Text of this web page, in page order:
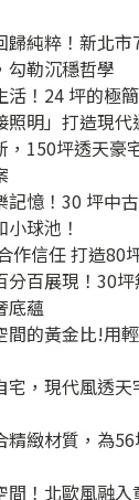
歸純粹！新北
勾勒沉穩哲學
活！24 坪的極
照明」打造現代
，150坪透天豪
記憶！30 坪中
球池！
作信任 打造80
分百展現！30
底蘊
間的黃金比!用
宅，現代風透
精緻材質，為
間！北歐風融